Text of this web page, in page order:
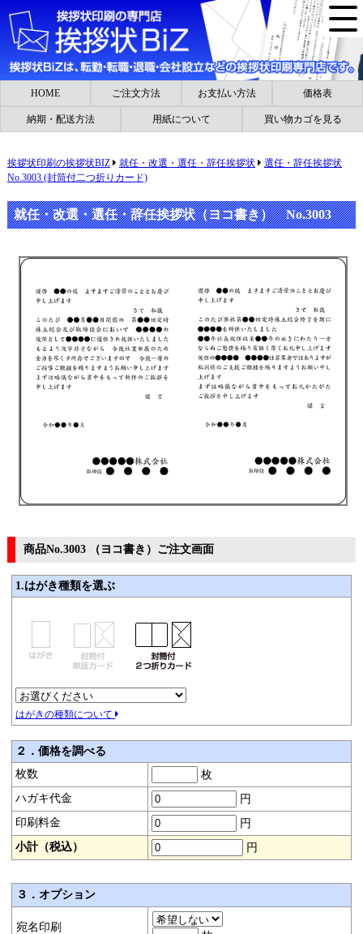
HOME ご注文方法 お支払い方法 価格表
納期・配送方法 用紙について 買い物カゴを見る
挨拶状印刷の挨拶状BIZ 就任・改選・選任・辞任挨拶状
選任・辞任挨拶状
No.3003 (封筒付二つ折りカード)
就任・改選・選任・辞任挨拶状（ヨコ書き） No.3003
商品No.3003 （ヨコ書き）ご注文画面
1.はがき種類を選ぶ
はがきの種類について
２．価格を調べる
枚数
枚
ハガキ代金
円
印刷料金
円
小計（税込）
円
３．オプション
宛名印刷